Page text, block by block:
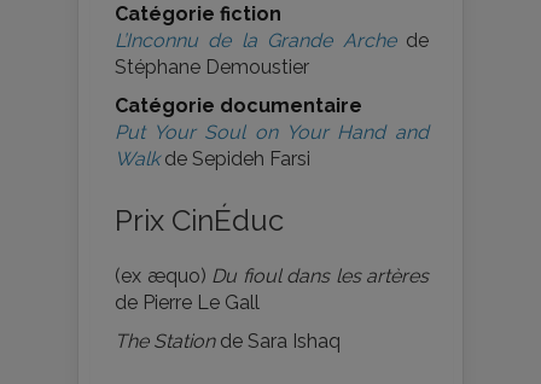
Catégorie fiction
L’Inconnu de la Grande Archede
Stéphane Demoustier
Catégorie documentaire
Put Your Soul on Your Hand and
Walkde Sepideh Farsi
Prix CinÉduc
(ex æquo) Du fioul dans les artères
de Pierre Le Gall
The Stationde Sara Ishaq